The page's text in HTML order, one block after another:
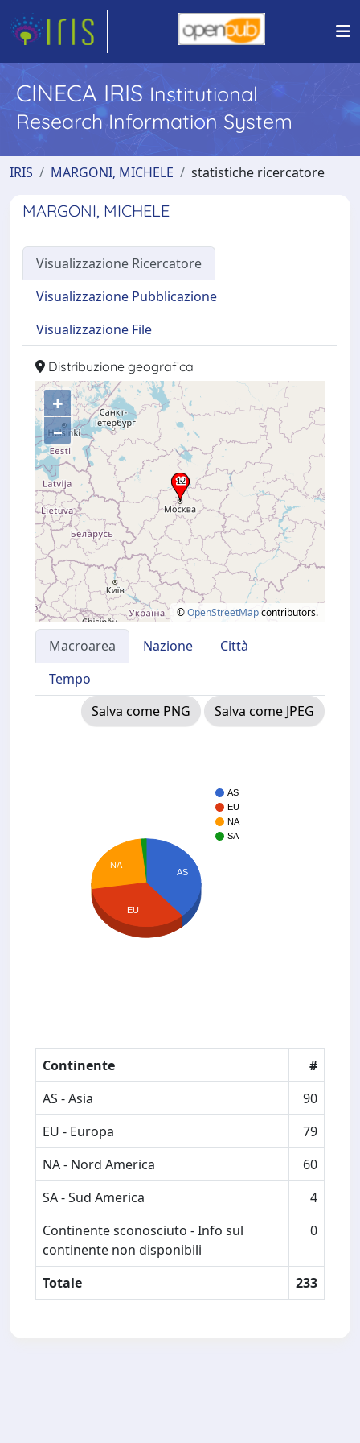
CINECA IRIS Institutional
Research Information System
IRIS MARGONI, MICHELE statistiche ricercatore
MARGONI, MICHELE
Visualizzazione Ricercatore
Visualizzazione Pubblicazione
Visualizzazione File
Distribuzione geografica
+
–
©OpenStreetMapcontributors.
Macroarea Nazione
Città
Tempo
Salva come PNG
Salva come JPEG
AS
EU
NA
SA
AS
NA
EU
Continente
#
AS - Asia
90
EU - Europa
79
NA - Nord America
60
SA - Sud America
4
Continente sconosciuto - Info sul
continente non disponibili
0
Totale 233